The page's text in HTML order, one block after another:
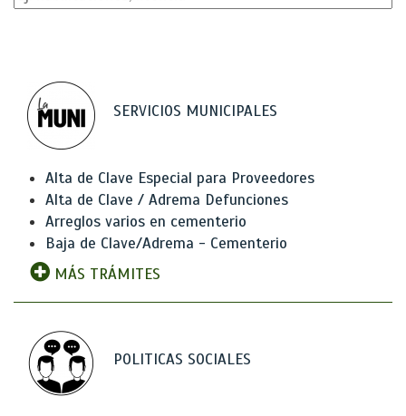
SERVICIOS MUNICIPALES
Alta de Clave Especial para Proveedores
Alta de Clave / Adrema Defunciones
Arreglos varios en cementerio
Baja de Clave/Adrema - Cementerio
MÁS TRÁMITES
POLITICAS SOCIALES